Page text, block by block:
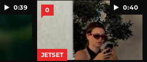
0:39 0:40
0
JETSET